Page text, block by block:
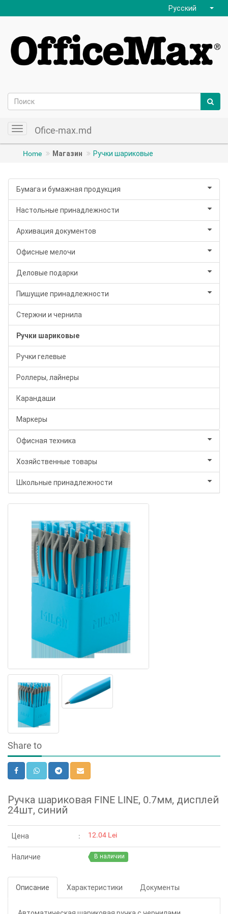
Русский
ToggleOfice-max.md
Home Магазин Ручки шариковые
Бумага и бумажная продукция
Настольные принадлежности
Архивация документов
Офисные мелочи
Деловые подарки
Пишущие принадлежности
Стержни и чернила
Ручки шариковые
Ручки гелевые
Роллеры, лайнеры
Карандаши
Маркеры
Офисная техника
Хозяйственные товары
Школьные принадлежности
Share to
Ручка шариковая FINE LINE, 0.7мм, дисплей
24шт, синий
Цена 12.04 Lei
Наличие В наличии
Описание Характеристики Документы